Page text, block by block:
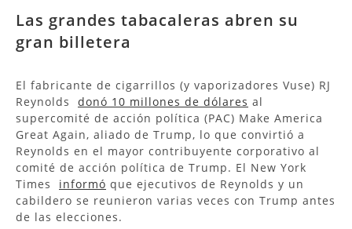
Las grandes tabacaleras abren su
gran billetera
El fabricante de cigarrillos (y vaporizadores Vuse) RJ
Reynolds donó 10 millones de dólares al
supercomité de acción política (PAC) Make America
Great Again, aliado de Trump, lo que convirtió a
Reynolds en el mayor contribuyente corporativo al
comité de acción política de Trump. El New York
Times informó que ejecutivos de Reynolds y un
cabildero se reunieron varias veces con Trump antes
de las elecciones.